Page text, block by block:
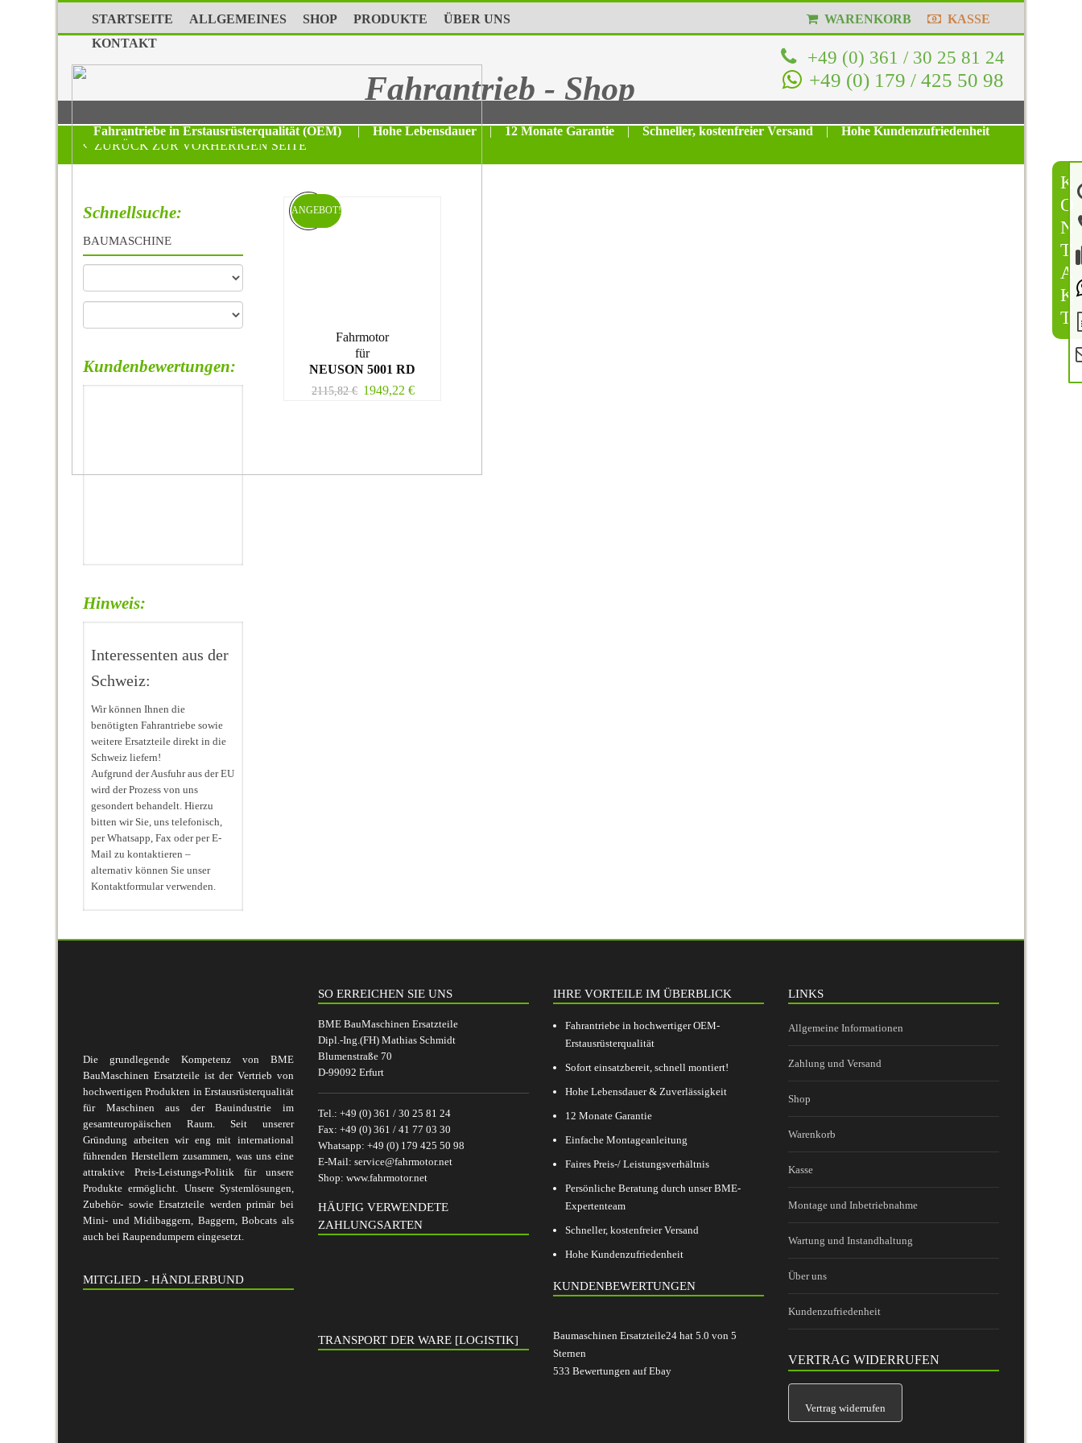
K
O
N
T
A
K
T
STARTSEITE ALLGEMEINES SHOP PRODUKTE
ÜBER UNS
KONTAKT
WARENKORB KASSE
+49 (0) 361 / 30 25 81 24
+49 (0) 179 / 425 50 98
Fahrantrieb - Shop
Fahrantriebe in Erstausrüsterqualität (OEM) | Hohe Lebensdauer | 12 Monate Garantie | Schneller, kostenfreier Versand |
Hohe Kundenzufriedenheit
ZURÜCK ZUR VORHERIGEN SEITE
Fahrmotor
für
NEUSON 5001 RD
2115,82€ 1949,22€
ANGEBOT!
Schnellsuche:
BAUMASCHINE
Kundenbewertungen:
Hinweis:
Interessenten aus der
Schweiz:
Wir können Ihnen die
benötigten Fahrantriebe sowie
weitere Ersatzteile direkt in die
Schweiz liefern!
Aufgrund der Ausfuhr aus der EU
wird der Prozess von uns
gesondert behandelt. Hierzu
bitten wir Sie, uns telefonisch,
per Whatsapp, Fax oder per E-
Mail zu kontaktieren –
alternativ können Sie unser
Kontaktformular verwenden.
Die grundlegende Kompetenz von BME
BauMaschinen Ersatzteile ist der Vertrieb von
hochwertigen Produkten in Erstausrüsterqualität
für Maschinen aus der Bauindustrie im
gesamteuropäischen Raum. Seit unserer
Gründung arbeiten wir eng mit international
führenden Herstellern zusammen, was uns eine
attraktive Preis-Leistungs-Politik für unsere
Produkte ermöglicht. Unsere Systemlösungen,
Zubehör- sowie Ersatzteile werden primär bei
Mini- und Midibaggern, Baggern, Bobcats als
auch bei Raupendumpern eingesetzt.
MITGLIED - HÄNDLERBUND
SO ERREICHEN SIE UNS
BME BauMaschinen Ersatzteile
Dipl.-Ing.(FH) Mathias Schmidt
Blumenstraße 70
D-99092 Erfurt
Tel.: +49 (0) 361 / 30 25 81 24
Fax: +49 (0) 361 / 41 77 03 30
Whatsapp: +49 (0) 179 425 50 98
E-Mail: service@fahrmotor.net
Shop: www.fahrmotor.net
HÄUFIG VERWENDETE
ZAHLUNGSARTEN
TRANSPORT DER WARE [LOGISTIK]
IHRE VORTEILE IM ÜBERBLICK
Fahrantriebe in hochwertiger OEM-
Erstausrüsterqualität
Sofort einsatzbereit, schnell montiert!
Hohe Lebensdauer & Zuverlässigkeit
12 Monate Garantie
Einfache Montageanleitung
Faires Preis-/ Leistungsverhältnis
Persönliche Beratung durch unser BME-
Expertenteam
Schneller, kostenfreier Versand
Hohe Kundenzufriedenheit
KUNDENBEWERTUNGEN
Baumaschinen Ersatzteile24 hat 5.0 von 5
Sternen
533 Bewertungen auf Ebay
LINKS
Allgemeine Informationen
Zahlung und Versand
Shop
Warenkorb
Kasse
Montage und Inbetriebnahme
Wartung und Instandhaltung
Über uns
Kundenzufriedenheit
VERTRAG WIDERRUFEN
Vertrag widerrufen